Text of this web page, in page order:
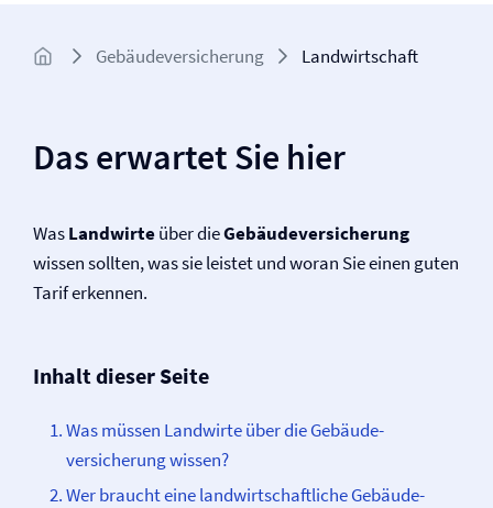
Gebäude­­versicherung Landwirtschaft
Das erwartet Sie hier
WasLandwirteüber dieGebäude­versicherung
wissen sollten, was sie leistet und woran Sie einen guten
Tarif erkennen.
Inhalt dieser Seite
Was müssen Landwirte über die Gebäude­­
versicherung wissen?
Wer braucht eine landwirtschaftliche Gebäude­­